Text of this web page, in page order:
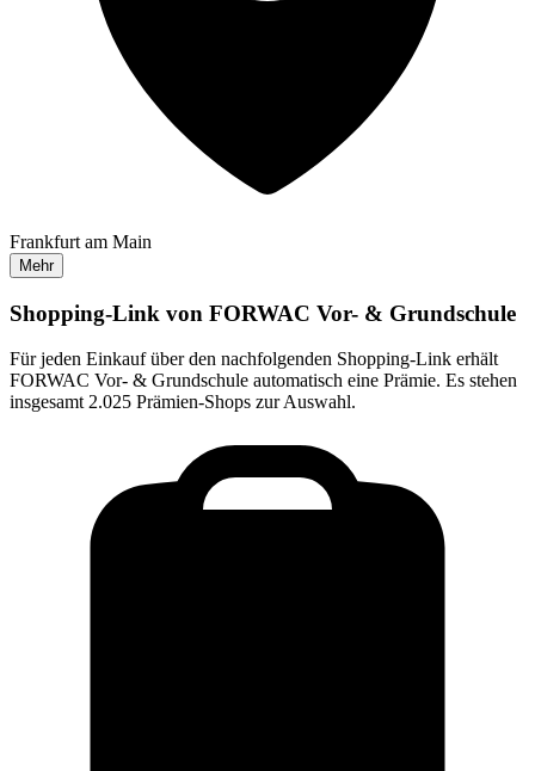
Frankfurt am Main
Mehr
Shopping-Link von FORWAC Vor- & Grundschule
Für jeden Einkauf über den nachfolgenden Shopping-Link erhält
FORWAC Vor- & Grundschule automatisch eine Prämie. Es stehen
insgesamt 2.025 Prämien-Shops zur Auswahl.